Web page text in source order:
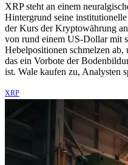
XRP steht an einem
Hintergrund seine
der Kurs der Kryptowährung
von rund einem US-Dollar mit
Hebelpositionen schmelzen
das ein Vorbote der
ist. Wale kaufen zu, Analysten
XRP